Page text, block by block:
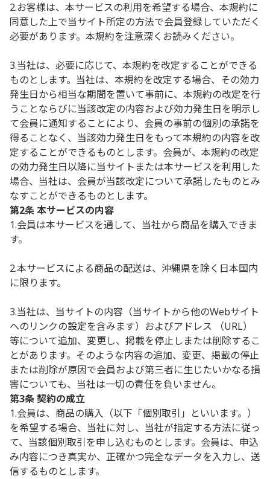
2.お客様は、本サービスの利用を希望する場合、本規約に
同意した上で当サイト所定の方法で会員登録していただく
必要があります。本規約を注意深くお読みください。
3.当社は、必要に応じて、本規約を改定することができる
ものとします。当社は、本規約を改定する場合、その効力
発生日から相当な期間を置いて事前に、本規約の改定を行
うことならびに当該改定の内容および効力発生日を明示し
て会員に通知することにより、会員の事前の個別の承諾を
得ることなく、当該効力発生日をもって本規約の内容を改
定することができるものとします。会員が、本規約の改定
の効力発生日以降に当サイトまたは本サービスを利用した
場合、当社は、会員が当該改定について承諾したものとみ
なすことができるものとします。
第2条 本サービスの内容
1.会員は本サービスを通して、当社から商品を購入できま
す。
2.本サービスによる商品の配送は、沖縄県を除く日本国内
に限ります。
3.当社は、当サイトの内容（当サイトから他のWebサイト
へのリンクの設定を含みます）およびアドレス （URL）
等について追加、変更し、掲載を停止しまたは削除するこ
とがあります。そのような内容の追加、変更、掲載の停止
または削除が原因で会員および第三者に生じたいかなる損
害についても、当社は一切の責任を負いません。
第3条 契約の成立
1.会員は、商品の購入（以下「個別取引」といいます。）
を希望する場合、当社に対し、当社が指定する方法に従っ
て、当該個別取引を申し込むものとします。会員は、申込
み内容につき真実か、正確かつ完全なデータを入力し、送
信するものとします。